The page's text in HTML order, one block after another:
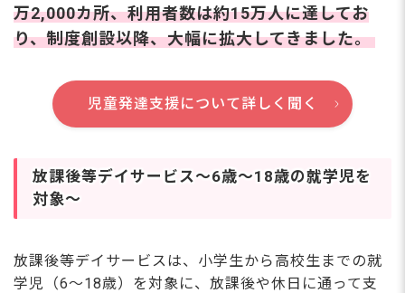
万2,000カ所、利用者数は約15万人に達してお
り、制度創設以降、大幅に拡大してきました。
児童発達支援について詳しく聞く
放課後等デイサービス～6歳〜18歳の就学児を
対象～
放課後等デイサービスは、小学生から高校生までの就
学児（6〜18歳）を対象に、放課後や休日に通って支